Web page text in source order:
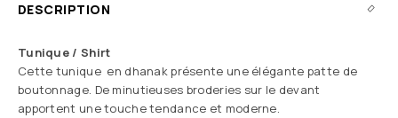
DESCRIPTION
Tunique / Shirt
Cette tunique en dhanak présente une élégante patte de
boutonnage. De minutieuses broderies sur le devant
apportent une touche tendance et moderne.